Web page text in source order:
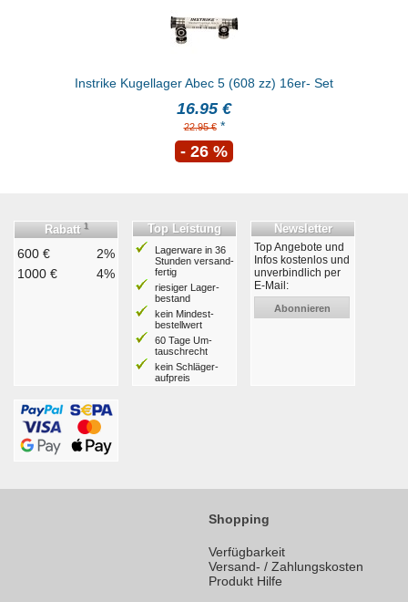
Instrike Kugellager Abec 5 (608 zz) 16er- Set
16.95 €
22.95 €*
- 26 %
Rabatt 1
600 €
2%
1000 €
4%
Top Leistung
Lagerware in 36
Stunden ver­sand­
fertig
riesiger Lager­
bestand
kein Mindest­
bestell­wert
60 Tage Um­
tausch­recht
kein Schläger­
aufpreis
Newsletter
Top Angebote und
Infos kostenlos und
unverbindlich per
E-Mail:
Abonnieren
Shopping
Verfügbarkeit
Versand- / Zahlungskosten
Produkt Hilfe